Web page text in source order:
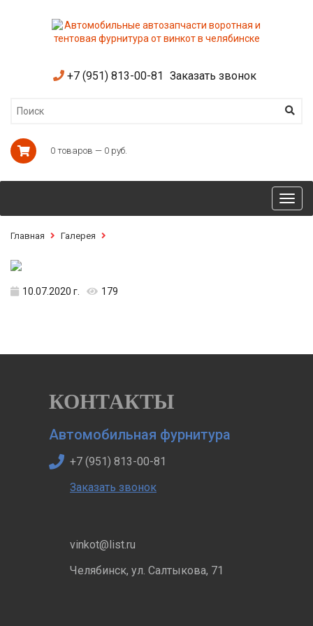
+7 (951) 813-00-81 Заказать звонок
0 товаров — 0 руб.
Главная Галерея
10.07.2020 г. 179
КОНТАКТЫ
Автомобильная фурнитура
+7 (951) 813-00-81
Заказать звонок
vinkot@list.ru
Челябинск, ул. Салтыкова, 71